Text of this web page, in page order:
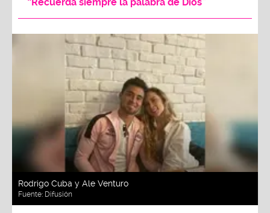
Rodrigo Cuba y Ale Venturo
Fuente: Difusión